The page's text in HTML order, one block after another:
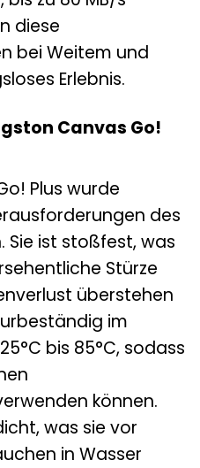
diese
bei Weitem und
Erlebnis.
Canvas Go!
Plus wurde
des
ist stoßfest, was
Stürze
überstehen
im
bis 85°C, sodass
können.
was sie vor
in Wasser